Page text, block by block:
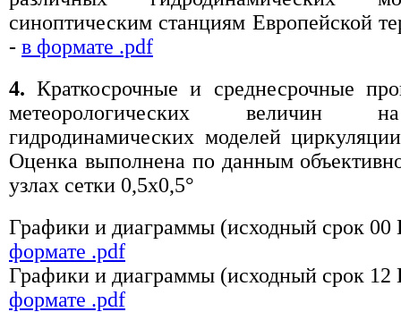
синоптическим станциям Европейской
- в формате .pdf
4. Краткосрочные и среднесрочные
метеорологических величин
гидродинамических моделей
Оценка выполнена по данным
узлах сетки 0,5x0,5°
Графики и диаграммы (исходный срок
формате .pdf
Графики и диаграммы (исходный срок
формате .pdf